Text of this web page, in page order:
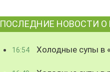
ПОСЛЕДНИЕ НОВОСТИ О
16:54 Холодные супы в